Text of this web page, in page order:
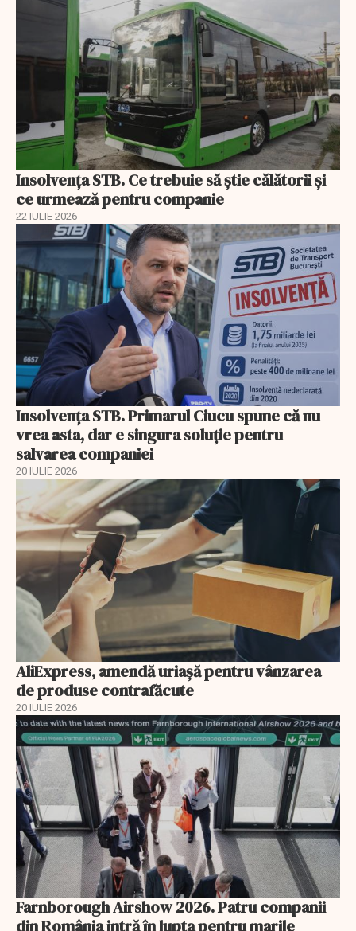
Insolvenţa STB. Ce trebuie să ştie călătorii şi
ce urmează pentru companie
22 IULIE 2026
Insolvenţa STB. Primarul Ciucu spune că nu
vrea asta, dar e singura soluţie pentru
salvarea companiei
20 IULIE 2026
AliExpress, amendă uriaşă pentru vânzarea
de produse contrafăcute
20 IULIE 2026
Farnborough Airshow 2026. Patru companii
din România intră în lupta pentru marile